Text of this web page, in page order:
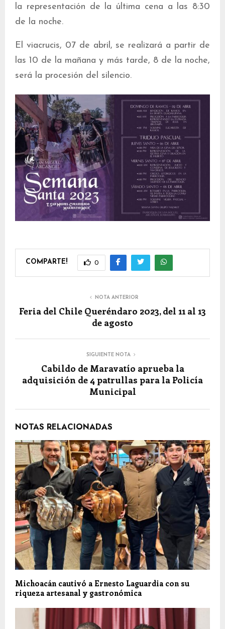
la representación de la última cena a las 8:30
de la noche.
El viacrucis, 07 de abril, se realizará a partir de
las 10 de la mañana y más tarde, 8 de la noche,
será la procesión del silencio.
COMPARTE! 0
NOTA ANTERIOR
Feria del Chile Queréndaro 2023, del 11 al 13
de agosto
SIGUIENTE NOTA
Cabildo de Maravatío aprueba la
adquisición de 4 patrullas para la Policía
Municipal
NOTAS RELACIONADAS
Michoacán cautivó a Ernesto Laguardia con su
riqueza artesanal y gastronómica